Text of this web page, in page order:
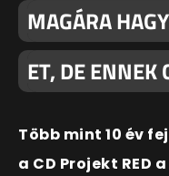
MAGÁRA
ET, DE ENNEK
Több mint 10 év
a CD Projekt RED